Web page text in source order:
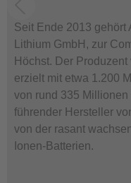
Seit Ende 2013 gehört
Lithium GmbH, zur
Höchst. Der
erzielt mit etwa 1.200
von rund 335
führender Hersteller
von der rasant
Ionen-Batterien.